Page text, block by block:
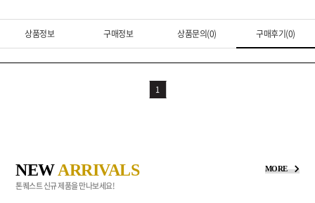
상품정보 구매정보 상품문의(0) 구매후기(0)
1
NEWARRIVALS MORE
톤퀘스트 신규 제품을 만나보세요!